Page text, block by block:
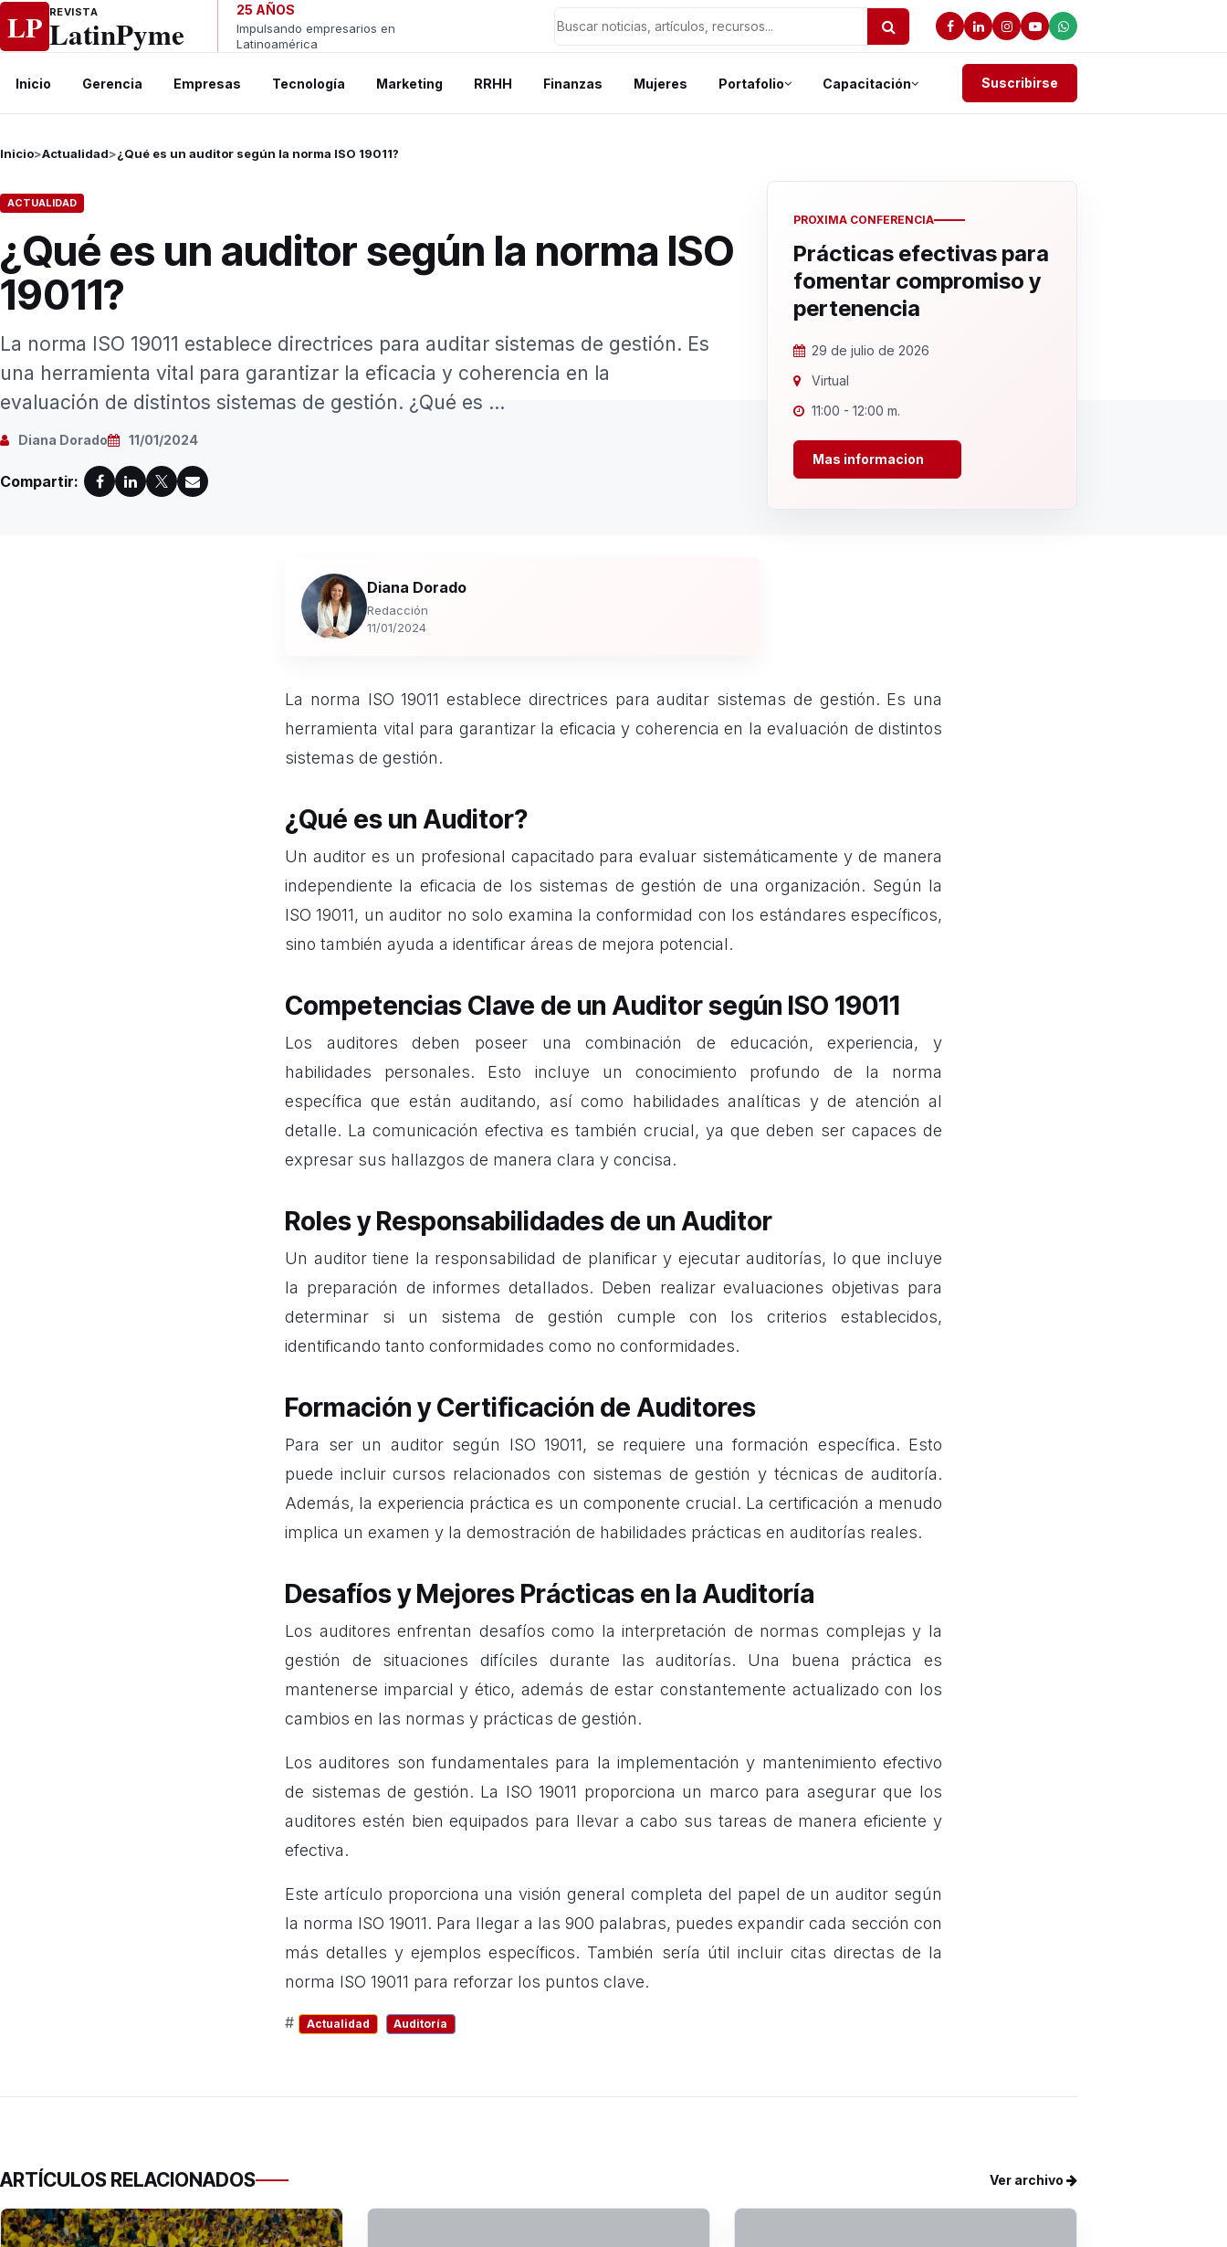
Ir al contenido
LP REVISTA
LatinPyme
25 AÑOS
Impulsando empresarios en
Latinoamérica
Inicio Gerencia Empresas Tecnología Marketing RRHH Finanzas Mujeres Portafolio Capacitación Suscribirse
Inicio>Actualidad>¿Qué es un auditor según la norma ISO 19011?
ACTUALIDAD
¿Qué es un auditor según la norma ISO
19011?
La norma ISO 19011 establece directrices para auditar sistemas de gestión. Es
una herramienta vital para garantizar la eficacia y coherencia en la
evaluación de distintos sistemas de gestión. ¿Qué es ...
Diana Dorado 11/01/2024
Compartir:
PROXIMA CONFERENCIA
Prácticas efectivas para
fomentar compromiso y
pertenencia
29 de julio de 2026
Virtual
11:00 - 12:00 m.
Mas informacion
Diana Dorado
Redacción
11/01/2024
La norma ISO 19011 establece directrices para auditar sistemas de gestión. Es una
herramienta vital para garantizar la eficacia y coherencia en la evaluación de distintos
sistemas de gestión.
¿Qué es un Auditor?
Un auditor es un profesional capacitado para evaluar sistemáticamente y de manera
independiente la eficacia de los sistemas de gestión de una organización. Según la
ISO 19011, un auditor no solo examina la conformidad con los estándares específicos,
sino también ayuda a identificar áreas de mejora potencial.
Competencias Clave de un Auditor según ISO 19011
Los auditores deben poseer una combinación de educación, experiencia, y
habilidades personales. Esto incluye un conocimiento profundo de la norma
específica que están auditando, así como habilidades analíticas y de atención al
detalle. La comunicación efectiva es también crucial, ya que deben ser capaces de
expresar sus hallazgos de manera clara y concisa.
Roles y Responsabilidades de un Auditor
Un auditor tiene la responsabilidad de planificar y ejecutar auditorías, lo que incluye
la preparación de informes detallados. Deben realizar evaluaciones objetivas para
determinar si un sistema de gestión cumple con los criterios establecidos,
identificando tanto conformidades como no conformidades.
Formación y Certificación de Auditores
Para ser un auditor según ISO 19011, se requiere una formación específica. Esto
puede incluir cursos relacionados con sistemas de gestión y técnicas de auditoría.
Además, la experiencia práctica es un componente crucial. La certificación a menudo
implica un examen y la demostración de habilidades prácticas en auditorías reales.
Desafíos y Mejores Prácticas en la Auditoría
Los auditores enfrentan desafíos como la interpretación de normas complejas y la
gestión de situaciones difíciles durante las auditorías. Una buena práctica es
mantenerse imparcial y ético, además de estar constantemente actualizado con los
cambios en las normas y prácticas de gestión.
Los auditores son fundamentales para la implementación y mantenimiento efectivo
de sistemas de gestión. La ISO 19011 proporciona un marco para asegurar que los
auditores estén bien equipados para llevar a cabo sus tareas de manera eficiente y
efectiva.
Este artículo proporciona una visión general completa del papel de un auditor según
la norma ISO 19011. Para llegar a las 900 palabras, puedes expandir cada sección con
más detalles y ejemplos específicos. También sería útil incluir citas directas de la
norma ISO 19011 para reforzar los puntos clave.
# Actualidad Auditoría
ARTÍCULOS RELACIONADOS Ver archivo